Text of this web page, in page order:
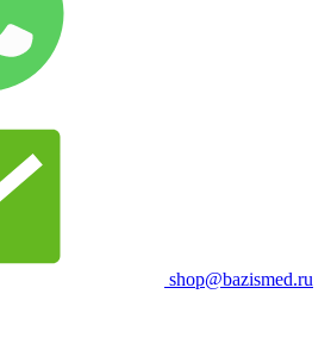
shop@bazismed.ru